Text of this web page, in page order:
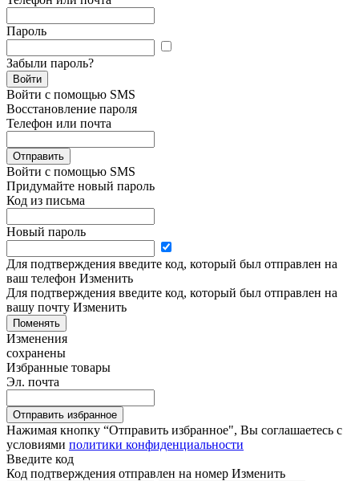
Пароль
Забыли пароль?
Войти
Войти с помощью SMS
Восстановление пароля
Телефон или почта
Отправить
Войти с помощью SMS
Придумайте новый пароль
Код из письма
Новый пароль
Для подтверждения введите код, который был отправлен на
ваш телефон Изменить
Для подтверждения введите код, который был отправлен на
вашу почту Изменить
Поменять
Изменения
сохранены
Избранные товары
Эл. почта
Отправить избранное
Нажимая кнопку “Отправить избранное", Вы соглашаетесь c
условиями политики конфиденциальности
Введите код
Код подтверждения отправлен на номер Изменить